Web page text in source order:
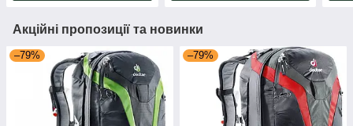
Акційні пропозиції та новинки
–79% –79%